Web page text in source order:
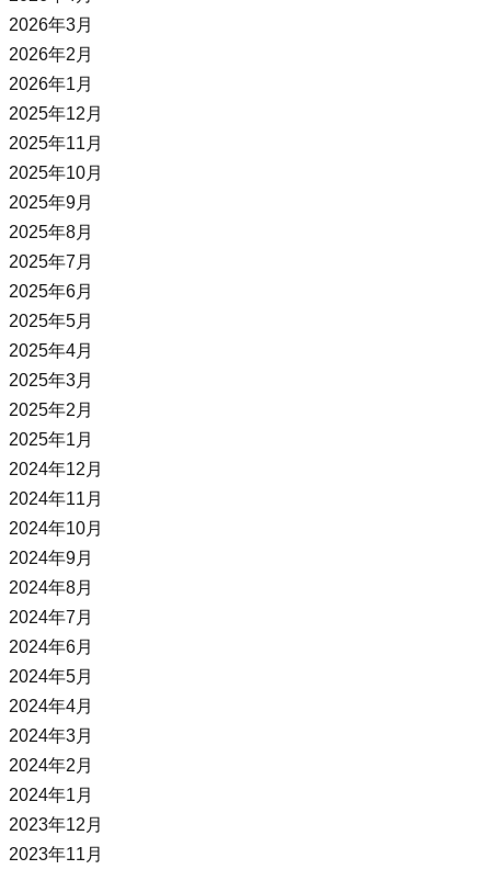
2026年3月
2026年2月
2026年1月
2025年12月
2025年11月
2025年10月
2025年9月
2025年8月
2025年7月
2025年6月
2025年5月
2025年4月
2025年3月
2025年2月
2025年1月
2024年12月
2024年11月
2024年10月
2024年9月
2024年8月
2024年7月
2024年6月
2024年5月
2024年4月
2024年3月
2024年2月
2024年1月
2023年12月
2023年11月